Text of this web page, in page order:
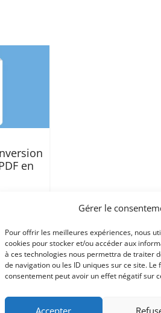
Gérer le
Pour offrir les meilleures expériences, nous
cookies pour stocker et/ou accéder aux
à ces technologies nous permettra de traiter
de navigation ou les ID uniques sur ce site.
consentement peut avoir un effet négatif sur
Accepter
en